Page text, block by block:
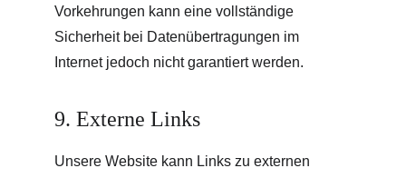
Vorkehrungen kann eine vollständige
Sicherheit bei Datenübertragungen im
Internet jedoch nicht garantiert werden.
9. Externe Links
Unsere Website kann Links zu externen